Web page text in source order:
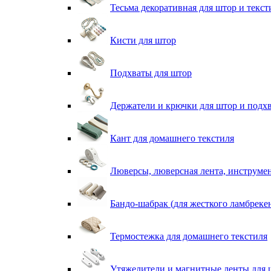
Тесьма декоративная для штор и
Кисти для штор
Подхваты для штор
Держатели и крючки для штор и
Кант для домашнего текстиля
Люверсы, люверсная лента,
Бандо-шабрак (для жесткого
Термостежка для домашнего текстиля
Утяжелители и магнитные ленты для